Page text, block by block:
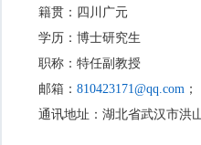
籍贯：四川广元
学历：博士研究生
职称：特任副教授
邮箱：810423171@qq.com ；
通讯地址：湖北省武汉市洪